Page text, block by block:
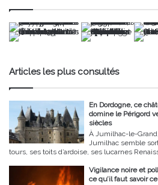
Articles les plus consultés
En Dordogne, ce
domine le Périgord
siècles
À Jumilhac-le-
Jumilhac semble
tours, ses toits d’ardoise, ses lucarnes
Vigilance noire et
ce qu’il faut savoir